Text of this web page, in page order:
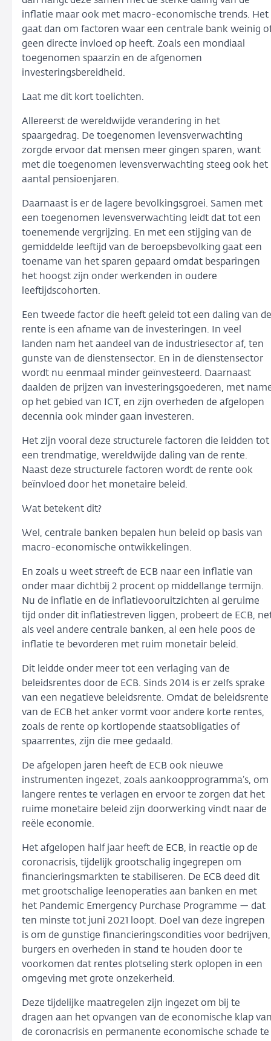
inflatie maar ook met macro-economische trends. Het
gaat dan om factoren waar een centrale bank weinig
geen directe invloed op heeft. Zoals een mondiaal
toegenomen spaarzin en de afgenomen
investeringsbereidheid.
Laat me dit kort toelichten.
Allereerst de wereldwijde verandering in het
spaargedrag. De toegenomen levensverwachting
zorgde ervoor dat mensen meer gingen sparen, want
met die toegenomen levensverwachting steeg ook het
aantal pensioenjaren.
Daarnaast is er de lagere bevolkingsgroei. Samen met
een toegenomen levensverwachting leidt dat tot een
toenemende vergrijzing. En met een stijging van de
gemiddelde leeftijd van de beroepsbevolking gaat een
toename van het sparen gepaard omdat besparingen
het hoogst zijn onder werkenden in oudere
leeftijdscohorten.
Een tweede factor die heeft geleid tot een daling van de
rente is een afname van de investeringen. In veel
landen nam het aandeel van de industriesector af, ten
gunste van de dienstensector. En in de dienstensector
wordt nu eenmaal minder geïnvesteerd. Daarnaast
daalden de prijzen van investeringsgoederen, met
op het gebied van ICT, en zijn overheden de afgelopen
decennia ook minder gaan investeren.
Het zijn vooral deze structurele factoren die leidden tot
een trendmatige, wereldwijde daling van de rente.
Naast deze structurele factoren wordt de rente ook
beïnvloed door het monetaire beleid.
Wat betekent dit?
Wel, centrale banken bepalen hun beleid op basis van
macro-economische ontwikkelingen.
En zoals u weet streeft de ECB naar een inflatie van
onder maar dichtbij 2 procent op middellange termijn.
Nu de inflatie en de inflatievooruitzichten al geruime
tijd onder dit inflatiestreven liggen, probeert de ECB,
als veel andere centrale banken, al een hele poos de
inflatie te bevorderen met ruim monetair beleid.
Dit leidde onder meer tot een verlaging van de
beleidsrentes door de ECB. Sinds 2014 is er zelfs sprake
van een negatieve beleidsrente. Omdat de beleidsrente
van de ECB het anker vormt voor andere korte rentes,
zoals de rente op kortlopende staatsobligaties of
spaarrentes, zijn die mee gedaald.
De afgelopen jaren heeft de ECB ook nieuwe
instrumenten ingezet, zoals aankoopprogramma’s, om
langere rentes te verlagen en ervoor te zorgen dat het
ruime monetaire beleid zijn doorwerking vindt naar de
reële economie.
Het afgelopen half jaar heeft de ECB, in reactie op de
coronacrisis, tijdelijk grootschalig ingegrepen om
financieringsmarkten te stabiliseren. De ECB deed dit
met grootschalige leenoperaties aan banken en met
het Pandemic Emergency Purchase Programme — dat
ten minste tot juni 2021 loopt. Doel van deze ingrepen
is om de gunstige financieringscondities voor bedrijven,
burgers en overheden in stand te houden door te
voorkomen dat rentes plotseling sterk oplopen in een
omgeving met grote onzekerheid.
Deze tijdelijke maatregelen zijn ingezet om bij te
dragen aan het opvangen van de economische klap
de coronacrisis en permanente economische schade te